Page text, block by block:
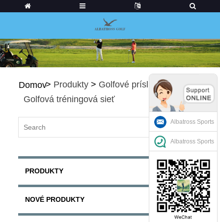
Domov> Produkty > Golfové príslušenstvo
>
Golfová tréningová sieť
PRODUKTY
NOVÉ PRODUKTY
Albatross Sports
Albatross Sports